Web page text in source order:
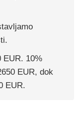
EUR. 10%
EUR, dok
EUR.